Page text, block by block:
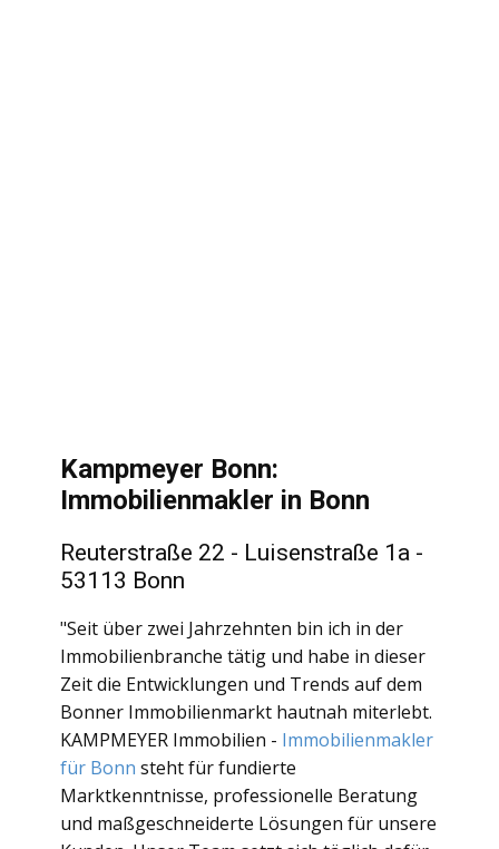
Kampmeyer Bonn:
Immobilienmakler in Bonn
Reuterstraße 22 - Luisenstraße 1a -
53113 Bonn
"Seit über zwei Jahrzehnten bin ich in der
Immobilienbranche tätig und habe in dieser
Zeit die Entwicklungen und Trends auf dem
Bonner Immobilienmarkt hautnah miterlebt.
KAMPMEYER Immobilien - Immobilienmakler
für Bonn steht für fundierte
Marktkenntnisse, professionelle Beratung
und maßgeschneiderte Lösungen für unsere